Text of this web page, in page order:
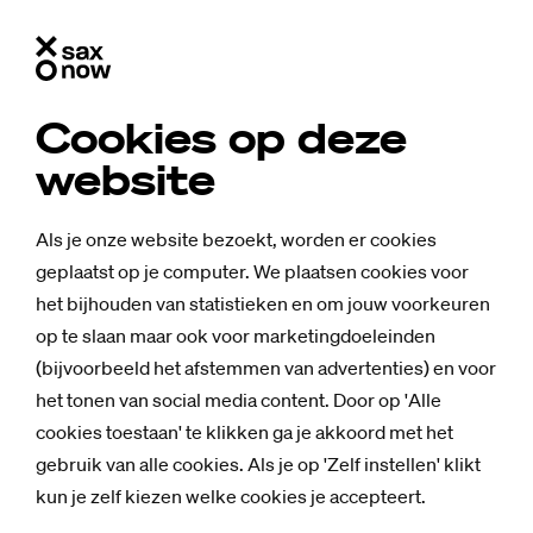
Cookies op deze
website
Als je onze website bezoekt, worden er cookies
geplaatst op je computer. We plaatsen cookies voor
het bijhouden van statistieken en om jouw voorkeuren
op te slaan maar ook voor marketingdoeleinden
(bijvoorbeeld het afstemmen van advertenties) en voor
het tonen van social media content. Door op 'Alle
cookies toestaan' te klikken ga je akkoord met het
gebruik van alle cookies. Als je op 'Zelf instellen' klikt
kun je zelf kiezen welke cookies je accepteert.
Nieuws